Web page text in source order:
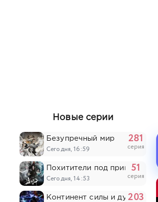
Новые серии
Безупречный мир
Сегодня, 16:59
281
серия
Похитители под прикрытием
Сегодня, 14:53
51
серия
Континент силы и духа203